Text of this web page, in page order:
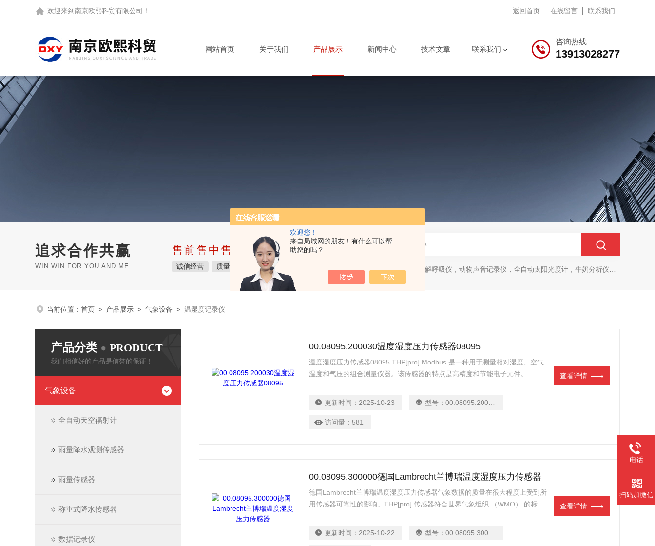
欢迎您！
来自局域网的朋友！有什么可以帮
助您的吗？
欢迎来到 南京欧熙科贸有限公司 ！ 返回首页 在线留言 联系我们
咨询热线
13913028277
网站首页 关于我们 产品展示 新闻中心 技术文章 联系我们
追求合作共赢
WIN WIN FOR YOU AND ME
售前售中售后完整的服务体系
诚信经营 质量保障 价格合理 热门关键词：微生物降解呼吸仪，动物声音记录仪，全自动太阳光度计，牛奶分析仪，牛奶体细胞测定仪，质构仪，高胶强度测定仪
当前位置： 首页 > 产品展示 > 气象设备 > 温湿度记录仪
产品分类 PRODUCT
我们相信好的产品是信誉的保证！
气象设备
全自动天空辐射计
雨量降水观测传感器
雨量传感器
称重式降水传感器
数据记录仪
00.08095.200030温度湿度压力传感器08095
温度湿度压力传感器08095 THP[pro] Modbus 是一种用于测量相对湿度、空气
温度和气压的组合测量仪器。该传感器的特点是高精度和节能电子元件。
更新时间： 2025-10-23 型号：00.08095.200030
访问量： 581
查看详情
00.08095.300000德国Lambrecht兰博瑞温度湿度压力传感器
德国Lambrecht兰博瑞温度湿度压力传感器气象数据的质量在很大程度上受到所
用传感器可靠性的影响。THP[pro] 传感器符合世界气象组织 （WMO） 的标
更新时间： 2025-10-22 型号：00.08095.300000
查看详情
电话
扫码加微信